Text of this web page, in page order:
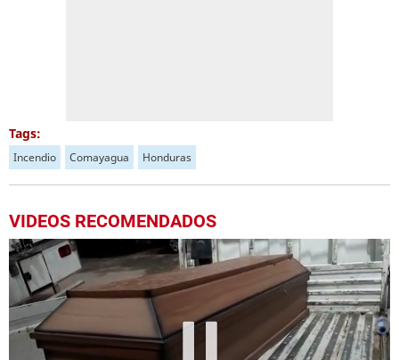
Tags:
Incendio Comayagua Honduras
VIDEOS RECOMENDADOS